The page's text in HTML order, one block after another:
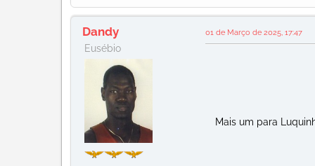
Dandy
Eusébio
01 de Março de 2025, 17:47
Mais um para